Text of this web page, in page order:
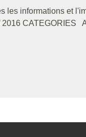
les informations et
2016